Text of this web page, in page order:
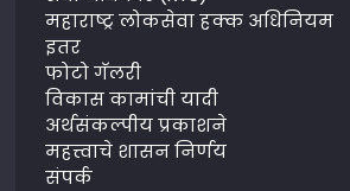
महाराष्ट्र लोकसेवा हक्क अधिनियम
इतर
फोटो गॅलरी
विकास कामांची यादी
अर्थसंकल्पीय प्रकाशने
महत्त्वाचे शासन निर्णय
संपर्क